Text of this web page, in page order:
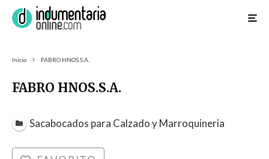
Inicio FABRO HNOS.S.A.
FABRO HNOS.S.A.
Sacabocados para Calzado y Marroquineria